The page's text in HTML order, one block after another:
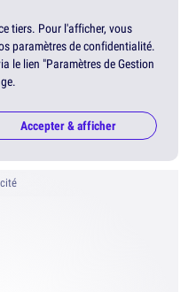
tiers. Pour l'afficher, vous
paramètres de confidentialité.
le lien "Paramètres de Gestion
Accepter & afficher